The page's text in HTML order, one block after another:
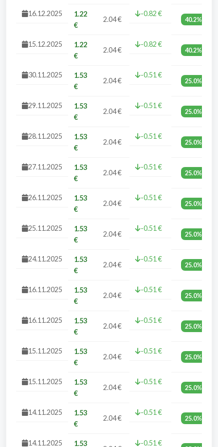
16.12.2025
1.22
€
2.04 €
-0.82 €
40.2%
15.12.2025
1.22
€
2.04 €
-0.82 €
40.2%
30.11.2025
1.53
€
2.04 €
-0.51 €
25.0%
29.11.2025
1.53
€
2.04 €
-0.51 €
25.0%
28.11.2025
1.53
€
2.04 €
-0.51 €
25.0%
27.11.2025
1.53
€
2.04 €
-0.51 €
25.0%
26.11.2025
1.53
€
2.04 €
-0.51 €
25.0%
25.11.2025
1.53
€
2.04 €
-0.51 €
25.0%
24.11.2025
1.53
€
2.04 €
-0.51 €
25.0%
16.11.2025
1.53
€
2.04 €
-0.51 €
25.0%
16.11.2025
1.53
€
2.04 €
-0.51 €
25.0%
15.11.2025
1.53
€
2.04 €
-0.51 €
25.0%
15.11.2025
1.53
€
2.04 €
-0.51 €
25.0%
14.11.2025
1.53
€
2.04 €
-0.51 €
25.0%
14.11.2025
1.53
-0.51 €